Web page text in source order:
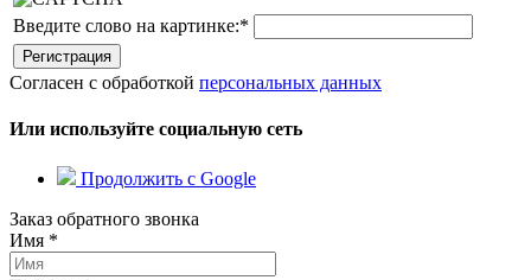
Введите слово на картинке:*
Согласен с обработкой персональных данных
Или используйте социальную сеть
Продолжить с Google
Заказ обратного звонка
Имя *